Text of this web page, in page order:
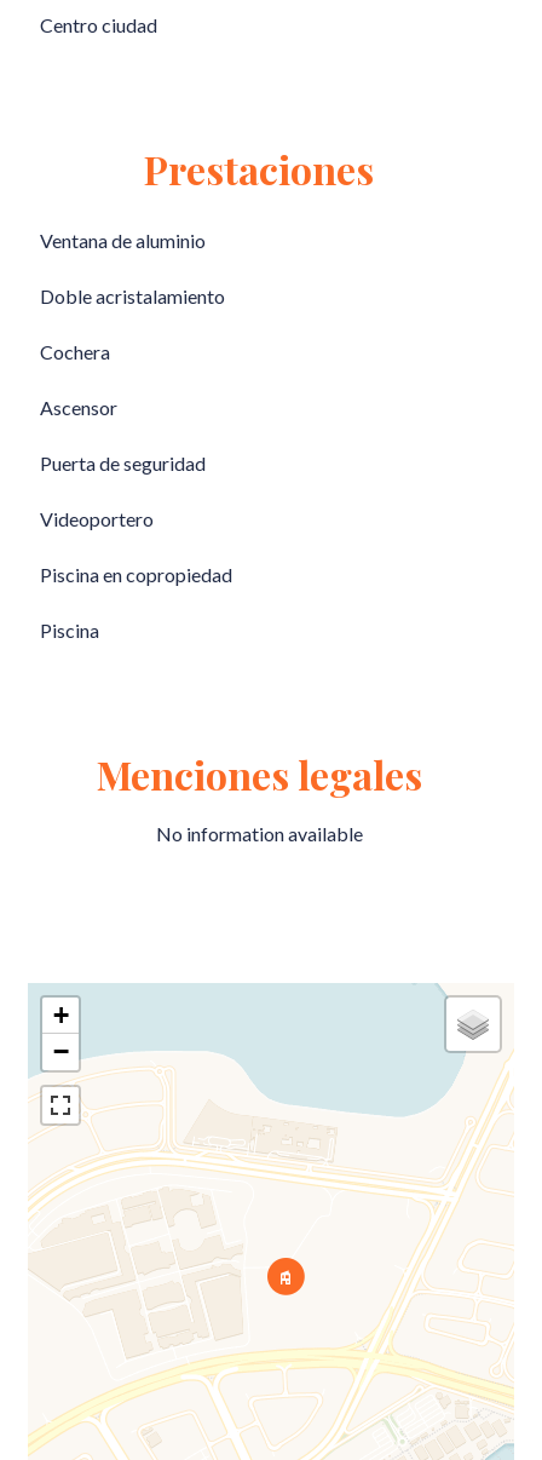
Centro ciudad
Prestaciones
Ventana de aluminio
Doble acristalamiento
Cochera
Ascensor
Puerta de seguridad
Videoportero
Piscina en copropiedad
Piscina
Menciones legales
No information available
+
−